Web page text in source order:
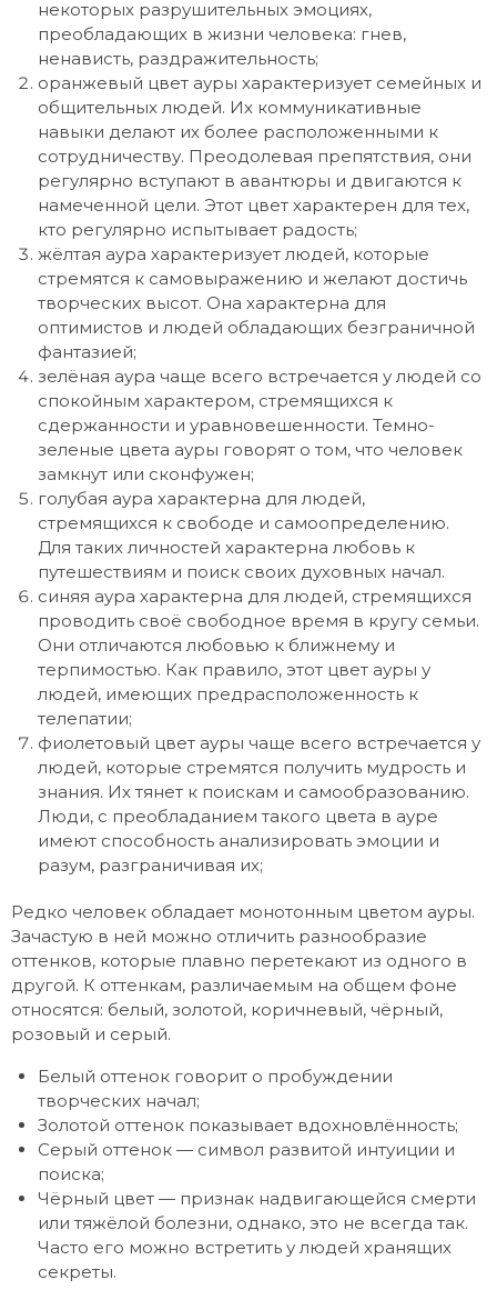
некоторых разрушительных эмоциях,
преобладающих в жизни человека: гнев,
ненависть, раздражительность;
оранжевый цвет ауры характеризует семейных и
общительных людей. Их коммуникативные
навыки делают их более расположенными к
сотрудничеству. Преодолевая препятствия, они
регулярно вступают в авантюры и двигаются к
намеченной цели. Этот цвет характерен для тех,
кто регулярно испытывает радость;
жёлтая аура характеризует людей, которые
стремятся к самовыражению и желают достичь
творческих высот. Она характерна для
оптимистов и людей обладающих безграничной
фантазией;
зелёная аура чаще всего встречается у людей со
спокойным характером, стремящихся к
сдержанности и уравновешенности. Темно-
зеленые цвета ауры говорят о том, что человек
замкнут или сконфужен;
голубая аура характерна для людей,
стремящихся к свободе и самоопределению.
Для таких личностей характерна любовь к
путешествиям и поиск своих духовных начал.
синяя аура характерна для людей, стремящихся
проводить своё свободное время в кругу семьи.
Они отличаются любовью к ближнему и
терпимостью. Как правило, этот цвет ауры у
людей, имеющих предрасположенность к
телепатии;
фиолетовый цвет ауры чаще всего встречается у
людей, которые стремятся получить мудрость и
знания. Их тянет к поискам и самообразованию.
Люди, с преобладанием такого цвета в ауре
имеют способность анализировать эмоции и
разум, разграничивая их;
Редко человек обладает монотонным цветом ауры.
Зачастую в ней можно отличить разнообразие
оттенков, которые плавно перетекают из одного в
другой. К оттенкам, различаемым на общем фоне
относятся: белый, золотой, коричневый, чёрный,
розовый и серый.
Белый оттенок говорит о пробуждении
творческих начал;
Золотой оттенок показывает вдохновлённость;
Серый оттенок — символ развитой интуиции и
поиска;
Чёрный цвет — признак надвигающейся смерти
или тяжёлой болезни, однако, это не всегда так.
Часто его можно встретить у людей хранящих
секреты.